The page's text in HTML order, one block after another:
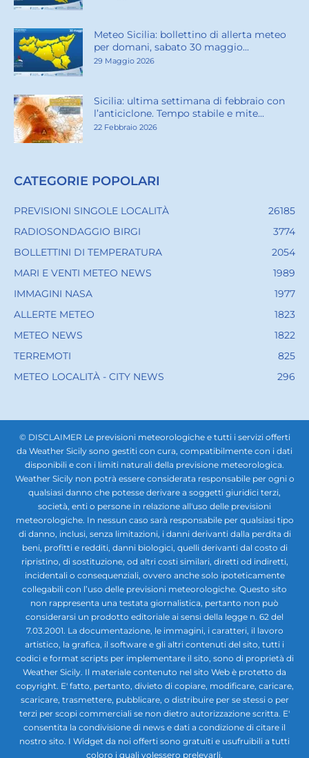
Meteo Sicilia: bollettino di allerta meteo
per domani, sabato 30 maggio...
29 Maggio 2026
Sicilia: ultima settimana di febbraio con
l’anticiclone. Tempo stabile e mite...
22 Febbraio 2026
CATEGORIE POPOLARI
PREVISIONI SINGOLE LOCALITÀ
26185
RADIOSONDAGGIO BIRGI
3774
BOLLETTINI DI TEMPERATURA
2054
MARI E VENTI METEO NEWS
1989
IMMAGINI NASA
1977
ALLERTE METEO
1823
METEO NEWS
1822
TERREMOTI
825
METEO LOCALITÀ - CITY NEWS
296
© DISCLAIMER Le previsioni meteorologiche e tutti i servizi offerti
da Weather Sicily sono gestiti con cura, compatibilmente con i dati
disponibili e con i limiti naturali della previsione meteorologica.
Weather Sicily non potrà essere considerata responsabile per ogni o
qualsiasi danno che potesse derivare a soggetti giuridici terzi,
società, enti o persone in relazione all'uso delle previsioni
meteorologiche. In nessun caso sarà responsabile per qualsiasi tipo
di danno, inclusi, senza limitazioni, i danni derivanti dalla perdita di
beni, profitti e redditi, danni biologici, quelli derivanti dal costo di
ripristino, di sostituzione, od altri costi similari, diretti od indiretti,
incidentali o consequenziali, ovvero anche solo ipoteticamente
collegabili con l’uso delle previsioni meteorologiche. Questo sito
non rappresenta una testata giornalistica, pertanto non può
considerarsi un prodotto editoriale ai sensi della legge n. 62 del
7.03.2001. La documentazione, le immagini, i caratteri, il lavoro
artistico, la grafica, il software e gli altri contenuti del sito, tutti i
codici e format scripts per implementare il sito, sono di proprietà di
Weather Sicily. Il materiale contenuto nel sito Web è protetto da
copyright. E' fatto, pertanto, divieto di copiare, modificare, caricare,
scaricare, trasmettere, pubblicare, o distribuire per se stessi o per
terzi per scopi commerciali se non dietro autorizzazione scritta. E'
consentita la condivisione di news e dati a condizione di citare il
nostro sito. I Widget da noi offerti sono gratuiti e usufruibili a tutti
coloro i quali volessero prelevarli.